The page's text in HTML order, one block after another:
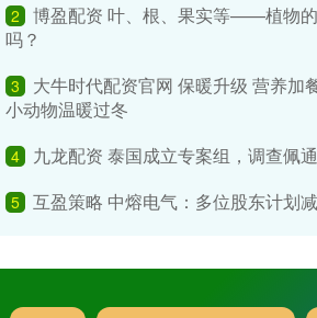
2
博盈配资 叶、根、果实等——植物
吗？
3
大牛时代配资官网 保暖升级 营养加
小动物温暖过冬
4 九龙配资 泰国成立专案组，调查佩
5 互盈策略 中熔电气：多位股东计划